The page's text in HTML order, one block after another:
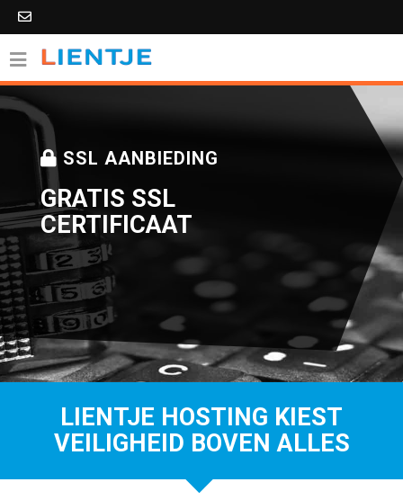
SSL AANBIEDING
GRATIS SSL
CERTIFICAAT
LIENTJE HOSTING KIEST
VEILIGHEID BOVEN ALLES